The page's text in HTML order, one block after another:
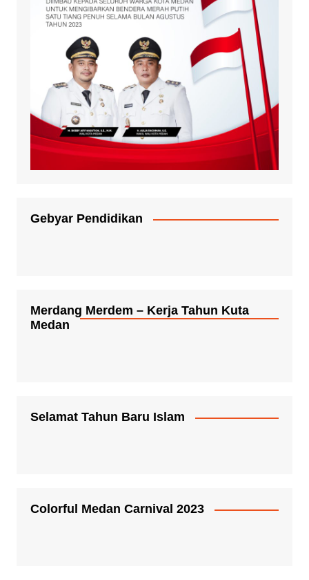
Gebyar Pendidikan
Merdang Merdem – Kerja Tahun Kuta
Medan
Selamat Tahun Baru Islam
Colorful Medan Carnival 2023